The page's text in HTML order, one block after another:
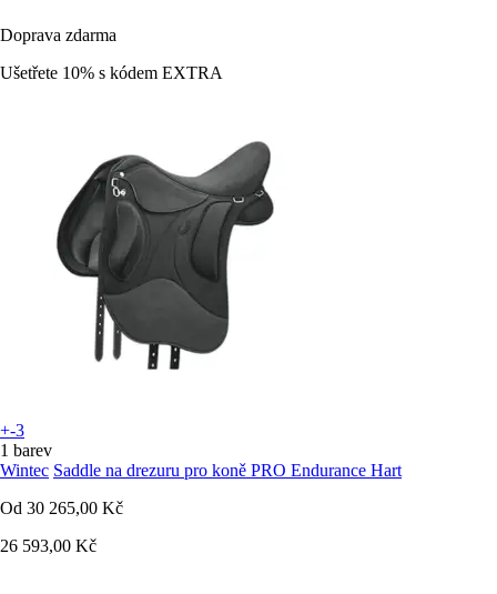
Doprava zdarma
Ušetřete 10% s kódem EXTRA
+-3
1 barev
Wintec Saddle na drezuru pro koně PRO Endurance Hart
Od 30 265,00 Kč
26 593,00 Kč